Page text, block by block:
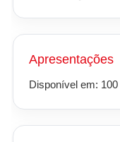
Apresentações
Disponível em: 100